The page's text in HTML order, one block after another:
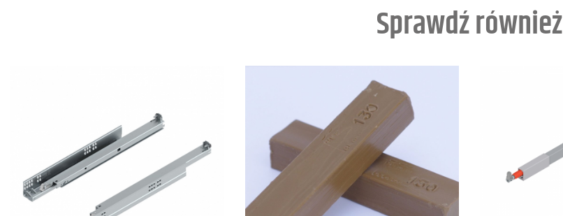
Sprawdź również